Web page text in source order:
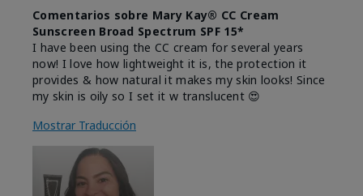
Comentarios sobre Mary Kay® CC Cream
Sunscreen Broad Spectrum SPF 15*
I have been using the CC cream for several years
now! I love how lightweight it is, the protection it
provides & how natural it makes my skin looks! Since
my skin is oily so I set it w translucent 😍
Mostrar Traducción